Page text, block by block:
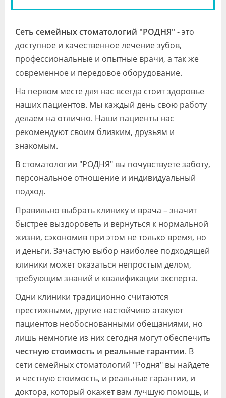
Сеть семейных стоматологий "РОДНЯ" - это
доступное и качественное лечение зубов,
профессиональные и опытные врачи, а так же
современное и передовое оборудование.
На первом месте для нас всегда стоит здоровье
наших пациентов. Мы каждый день свою работу
делаем на отлично. Наши пациенты нас
рекомендуют своим близким, друзьям и
знакомым.
В стоматологии "РОДНЯ" вы почувствуете заботу,
персональное отношение и индивидуальный
подход.
Правильно выбрать клинику и врача – значит
быстрее выздороветь и вернуться к нормальной
жизни, сэкономив при этом не только время, но
и деньги. Зачастую выбор наиболее подходящей
клиники может оказаться непростым делом,
требующим знаний и квалификации эксперта.
Одни клиники традиционно считаются
престижными, другие настойчиво атакуют
пациентов необоснованными обещаниями, но
лишь немногие из них сегодня могут обеспечить
честную стоимость и реальные гарантии. В
сети семейных стоматологий "Родня" вы найдете
и честную стоимость, и реальные гарантии, и
доктора, который окажет вам лучшую помощь, и